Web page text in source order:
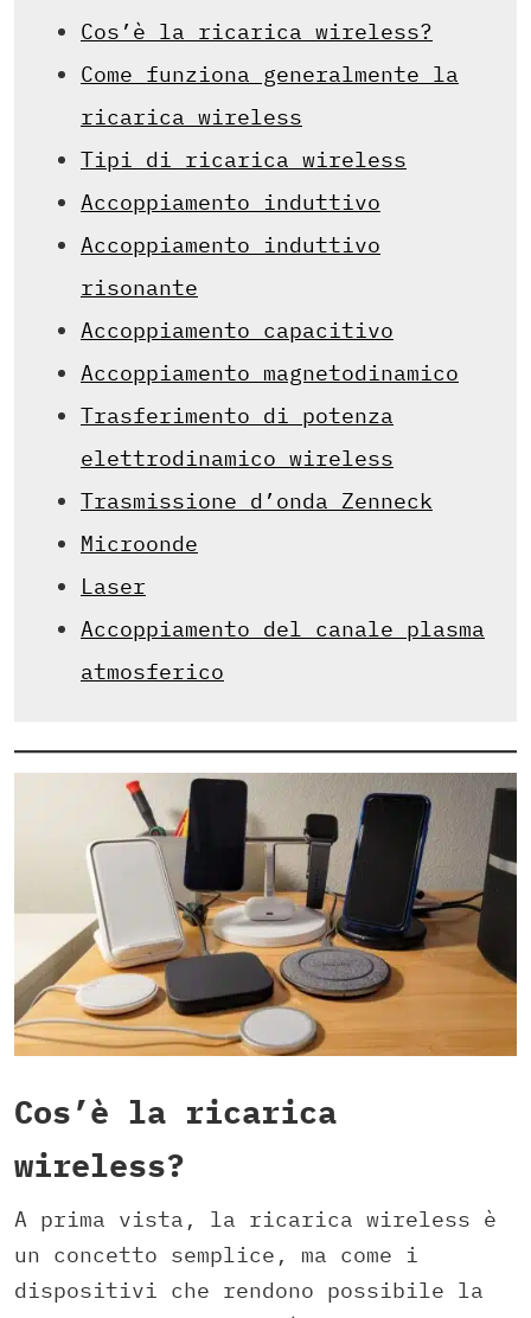
Cos’è la ricarica wireless?
Come funziona generalmente la
ricarica wireless
Tipi di ricarica wireless
Accoppiamento induttivo
Accoppiamento induttivo
risonante
Accoppiamento capacitivo
Accoppiamento magnetodinamico
Trasferimento di potenza
elettrodinamico wireless
Trasmissione d’onda Zenneck
Microonde
Laser
Accoppiamento del canale plasma
atmosferico
Cos’è la ricarica
wireless?
A prima vista, la ricarica wireless è
un concetto semplice, ma come i
dispositivi che rendono possibile la